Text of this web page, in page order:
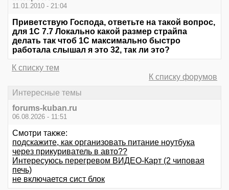
11.01.2010 - 21:04
Приветствую Господа, ответьте на такой вопрос,
для 1С 7.7 Локально какой размер страйпа
делать так чтоб 1С максимально быстро
работала слышал я это 32, так ли это?
К списку тем
К списку форумов
Интересные темы
forums-kuban.ru
06.08.2026 - 11:51
Смотри также:
подскажите, как организовать питание ноутбука
через прикуриватель в авто??
Интересуюсь перегревом ВИДЕО-Карт (2 чиповая
печь)
не включается сист блок